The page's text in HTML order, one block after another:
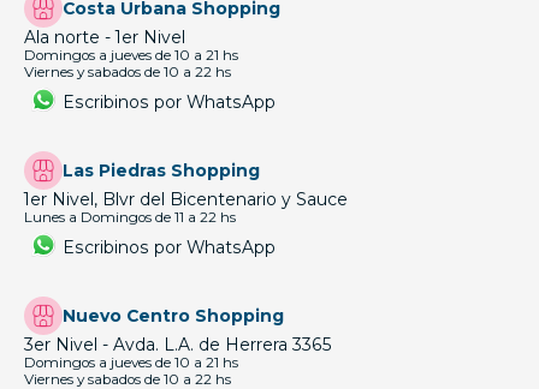
Costa Urbana Shopping
Ala norte - 1er Nivel
Domingos a jueves de 10 a 21 hs
Viernes y sabados de 10 a 22 hs
Escribinos por WhatsApp
Las Piedras Shopping
1er Nivel, Blvr del Bicentenario y Sauce
Lunes a Domingos de 11 a 22 hs
Escribinos por WhatsApp
Nuevo Centro Shopping
3er Nivel - Avda. L.A. de Herrera 3365
Domingos a jueves de 10 a 21 hs
Viernes y sabados de 10 a 22 hs